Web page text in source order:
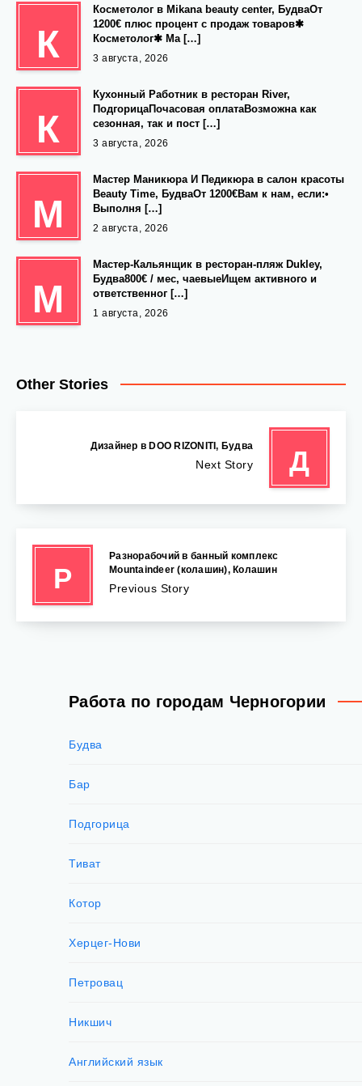
К
Косметолог в Mikana beauty center, БудваОт
1200€ плюс процент с продаж товаров✱
Косметолог✱ Ма […]
3 августа, 2026
К
Кухонный Работник в ресторан River,
ПодгорицаПочасовая оплатаВозможна как
сезонная, так и пост […]
3 августа, 2026
М
Мастер Маникюра И Педикюра в салон красоты
Beauty Time, БудваОт 1200€Вам к нам, если:•
Выполня […]
2 августа, 2026
М
Мастер-Кальянщик в ресторан-пляж Dukley,
Будва800€ / мес, чаевыеИщем активного и
ответственног […]
1 августа, 2026
Other Stories
Д
Дизайнер в DOO RIZONITI, Будва
Next Story
Р
Разнорабочий в банный комплекс
Mountaindeer (колашин), Колашин
Previous Story
Работа по городам Черногории
Будва
Бар
Подгорица
Тиват
Котор
Херцег-Нови
Петровац
Никшич
Английский язык